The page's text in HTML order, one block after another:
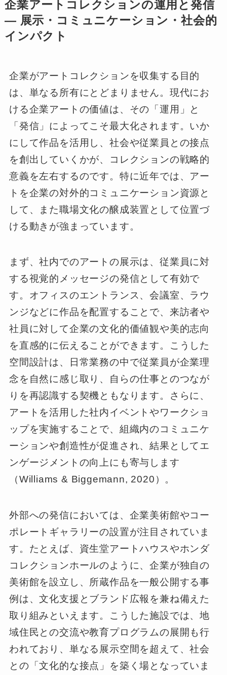
企業アートコレクションの運用と発信
― 展示・コミュニケーション・社会的
インパクト
企業がアートコレクションを収集する目的
は、単なる所有にとどまりません。現代にお
ける企業アートの価値は、その「運用」と
「発信」によってこそ最大化されます。いか
にして作品を活用し、社会や従業員との接点
を創出していくかが、コレクションの戦略的
意義を左右するのです。特に近年では、アー
トを企業の対外的コミュニケーション資源と
して、また職場文化の醸成装置として位置づ
ける動きが強まっています。
まず、社内でのアートの展示は、従業員に対
する視覚的メッセージの発信として有効で
す。オフィスのエントランス、会議室、ラウ
ンジなどに作品を配置することで、来訪者や
社員に対して企業の文化的価値観や美的志向
を直感的に伝えることができます。こうした
空間設計は、日常業務の中で従業員が企業理
念を自然に感じ取り、自らの仕事とのつなが
りを再認識する契機ともなります。さらに、
アートを活用した社内イベントやワークショ
ップを実施することで、組織内のコミュニケ
ーションや創造性が促進され、結果としてエ
ンゲージメントの向上にも寄与します
（Williams & Biggemann, 2020）。
外部への発信においては、企業美術館やコー
ポレートギャラリーの設置が注目されていま
す。たとえば、資生堂アートハウスやホンダ
コレクションホールのように、企業が独自の
美術館を設立し、所蔵作品を一般公開する事
例は、文化支援とブランド広報を兼ね備えた
取り組みといえます。こうした施設では、地
域住民との交流や教育プログラムの展開も行
われており、単なる展示空間を超えて、社会
との「文化的な接点」を築く場となっていま